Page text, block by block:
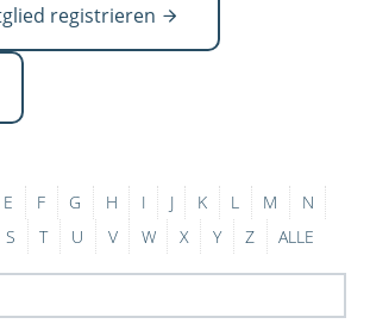
registrieren
E F G H I J K L M
N
S T U V W X Y Z ALLE